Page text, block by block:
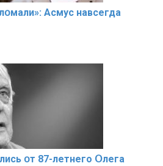
Асмус навсегда
օт 87-лeтнего Օлега